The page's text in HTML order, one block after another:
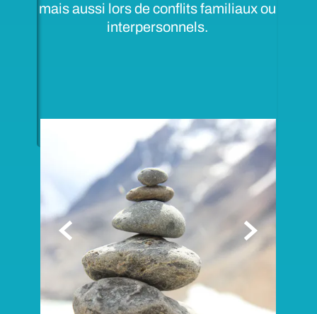
mais aussi lors de conflits familiaux ou
interpersonnels.
 